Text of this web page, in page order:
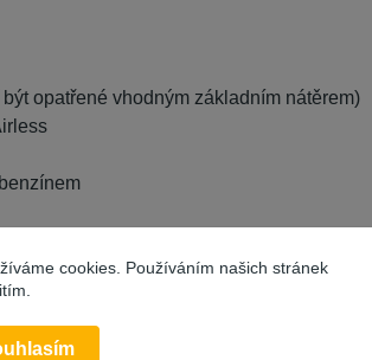
opatřené vhodným základním nátěrem)
cookies. Používáním našich stránek